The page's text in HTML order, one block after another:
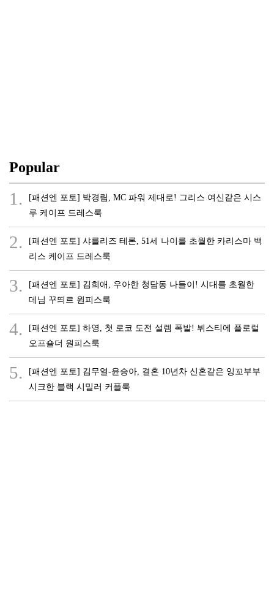
Popular
1.
[패션엔 포토] 박경림, MC 파워 제대로! 그리스 여신같은 시스
루 케이프 드레스룩
2.
[패션엔 포토] 샤를리즈 테론, 51세 나이를 초월한 카리스마 백
리스 케이프 드레스룩
3.
[패션엔 포토] 김희애, 우아한 청담동 나들이! 시대를 초월한
데님 꾸띄르 원피스룩
4.
[패션엔 포토] 하영, 첫 로코 도전 설렘 폭발! 뷔스티에 플로럴
오프숄더 원피스룩
5.
[패션엔 포토] 김무열-윤승아, 결혼 10년차 신혼같은 잉꼬부부
시크한 블랙 시밀러 커플룩